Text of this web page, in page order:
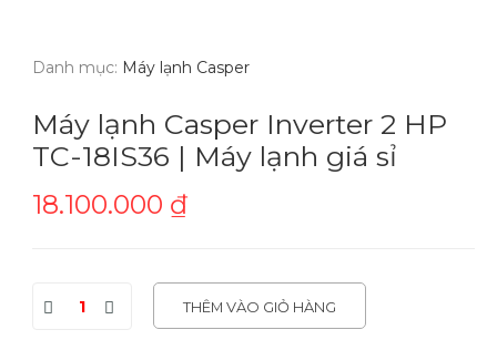
Danh mục: Máy lạnh Casper
Máy lạnh Casper Inverter 2 HP
TC-18IS36 | Máy lạnh giá sỉ
18.100.000 ₫
THÊM VÀO GIỎ HÀNG